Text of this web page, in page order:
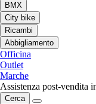
BMX
City bike
Ricambi
Abbigliamento
Officina
Outlet
Marche
Assistenza post-vendita
Cerca